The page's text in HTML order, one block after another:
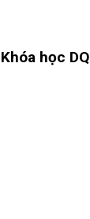
Khóa học DQ